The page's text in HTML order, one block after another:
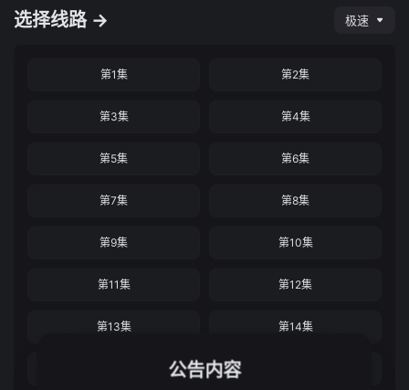
选择线路 → 极速
第1集 第2集
第3集 第4集
第5集 第6集
第7集 第8集
第9集 第10集
第11集 第12集
第13集 第14集
公告内容